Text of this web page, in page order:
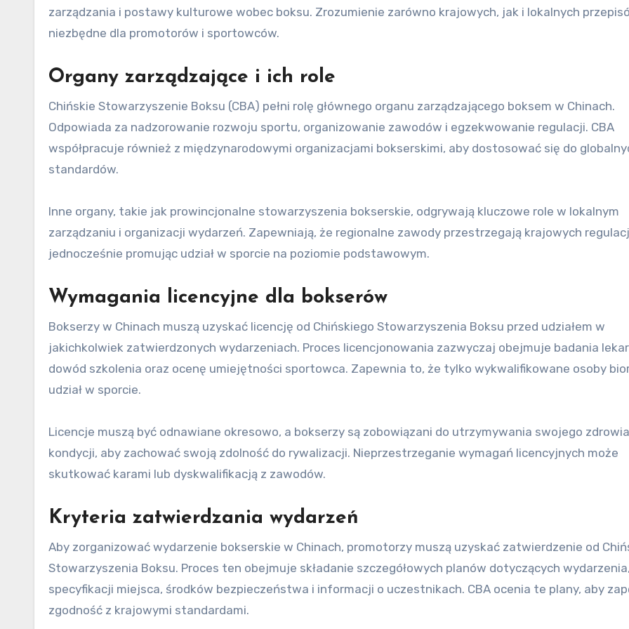
zarządzania i postawy kulturowe wobec boksu. Zrozumienie zarówno krajowych, jak i lokalnych
niezbędne dla promotorów i sportowców.
Organy zarządzające i ich role
Chińskie Stowarzyszenie Boksu (CBA) pełni rolę głównego organu zarządzającego boksem w Chinach.
Odpowiada za nadzorowanie rozwoju sportu, organizowanie zawodów i egzekwowanie regulacji. CBA
współpracuje również z międzynarodowymi organizacjami bokserskimi, aby dostosować się do
standardów.
Inne organy, takie jak prowincjonalne stowarzyszenia bokserskie, odgrywają kluczowe role w lokalnym
zarządzaniu i organizacji wydarzeń. Zapewniają, że regionalne zawody przestrzegają krajowych
jednocześnie promując udział w sporcie na poziomie podstawowym.
Wymagania licencyjne dla bokserów
Bokserzy w Chinach muszą uzyskać licencję od Chińskiego Stowarzyszenia Boksu przed udziałem w
jakichkolwiek zatwierdzonych wydarzeniach. Proces licencjonowania zazwyczaj obejmuje badania
dowód szkolenia oraz ocenę umiejętności sportowca. Zapewnia to, że tylko wykwalifikowane osoby
udział w sporcie.
Licencje muszą być odnawiane okresowo, a bokserzy są zobowiązani do utrzymywania swojego
kondycji, aby zachować swoją zdolność do rywalizacji. Nieprzestrzeganie wymagań licencyjnych może
skutkować karami lub dyskwalifikacją z zawodów.
Kryteria zatwierdzania wydarzeń
Aby zorganizować wydarzenie bokserskie w Chinach, promotorzy muszą uzyskać zatwierdzenie od
Stowarzyszenia Boksu. Proces ten obejmuje składanie szczegółowych planów dotyczących
specyfikacji miejsca, środków bezpieczeństwa i informacji o uczestnikach. CBA ocenia te plany, aby
zgodność z krajowymi standardami.